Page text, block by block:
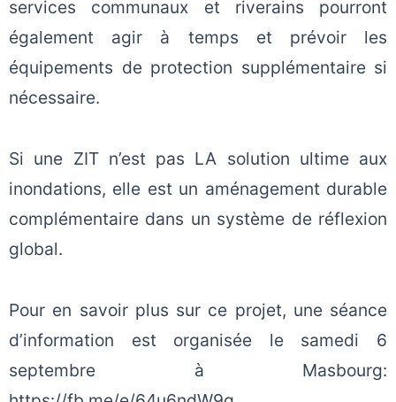
services communaux et riverains pourront
également agir à temps et prévoir les
équipements de protection supplémentaire si
nécessaire.
Si une ZIT n’est pas LA solution ultime aux
inondations, elle est un aménagement durable
complémentaire dans un système de réflexion
global.
Pour en savoir plus sur ce projet, une séance
d’information est organisée le samedi 6
septembre à Masbourg: